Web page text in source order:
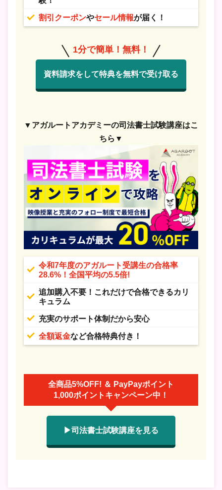
割引クーポンやセール情報が届く！
1分で簡単！無料！
資料請求をして特典を無料で受け取る
▼アガルートアカデミーの司法書士試験講座はこ
ちら▼
令和7年度のアガルート受講生の合格率
28.6%！全国平均の5.5倍!
追加購入不要！これだけで合格できるカリ
キュラム
充実のサポート体制だから安心
全額返金など合格特典付き！
全商品5%OFF! ＆ PayPayポイント
1,000ポイントキャンペーン中！
▶司法書士試験講座を見る